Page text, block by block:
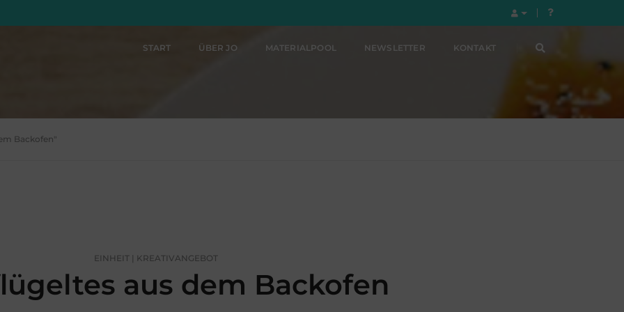
START ÜBER JO MATERIALPOOL NEWSLETTER KONTAKT
Backofen"
EINHEIT | KREATIVANGEBOT
aus dem Backofen